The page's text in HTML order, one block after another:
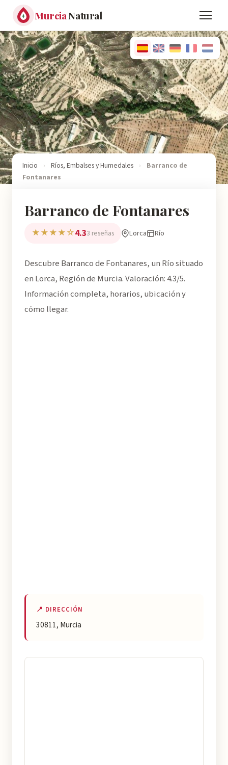
MurciaNatural
Inicio › Ríos, Embalses y Humedales ›
Barranco de
Fontanares
Barranco de Fontanares
★★★★☆4.33 reseñas Lorca Río
Descubre Barranco de Fontanares, un Río situado
en Lorca, Región de Murcia. Valoración: 4.3/5.
Información completa, horarios, ubicación y
cómo llegar.
📍 DIRECCIÓN
30811, Murcia